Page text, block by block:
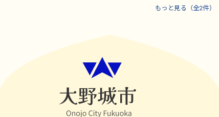
もっと見る（全2件）